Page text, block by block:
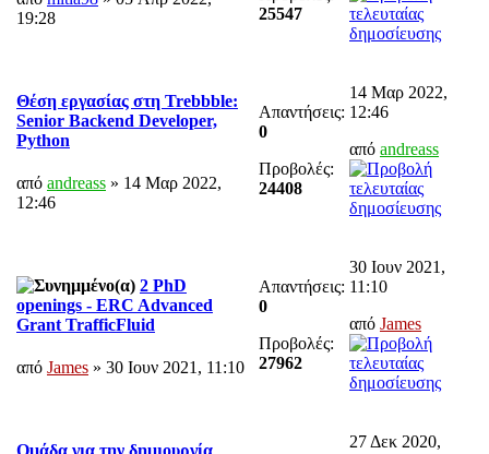
19:28
25547
Θέση εργασίας στη Trebbble:
Senior Backend Developer,
Python
από andreass » 14 Μαρ 2022,
12:46
Απαντήσεις:
0
Προβολές:
24408
14 Μαρ 2022,
12:46
από andreass
2 PhD
openings - ERC Advanced
Grant TrafficFluid
από James » 30 Ιουν 2021, 11:10
Απαντήσεις:
0
Προβολές:
27962
30 Ιουν 2021,
11:10
από James
27 Δεκ 2020,